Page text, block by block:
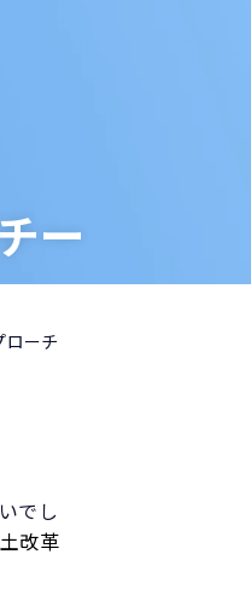
ー
ローチ
でし
改革